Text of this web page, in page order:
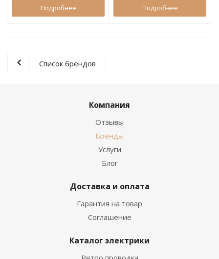
Подробнее Подробнее
Список брендов
Компания
Отзывы
Бренды
Услуги
Блог
Доставка и оплата
Гарантия на товар
Соглашение
Каталог электрики